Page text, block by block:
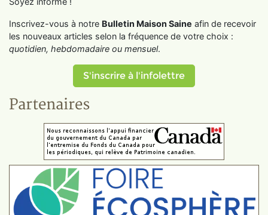
Inscrivez-vous à notre Bulletin Maison Saine afin de recevoir
les nouveaux articles selon la fréquence de votre choix :
quotidien, hebdomadaire ou mensuel.
S'inscrire à l'infolettre
Partenaires